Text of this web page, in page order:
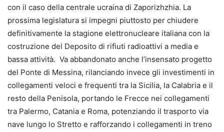
con il caso della centrale ucraina di Zaporizhzhia. La
prossima legislatura si impegni piuttosto per chiudere
definitivamente la stagione elettronucleare italiana con la
costruzione del Deposito di rifiuti radioattivi a media e
bassa attività. Va abbandonato anche l’insensato progetto
del Ponte di Messina, rilanciando invece gli investimenti in
collegamenti veloci e frequenti tra la Sicilia, la Calabria e il
resto della Penisola, portando le Frecce nei collegamenti
tra Palermo, Catania e Roma, potenziando il trasporto via
nave lungo lo Stretto e rafforzando i collegamenti in treno